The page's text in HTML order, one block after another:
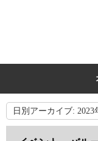
日別アーカイブ: 2023